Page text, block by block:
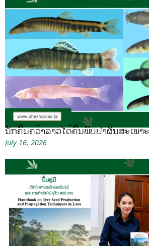
ນັກຄົ້ນຄວ້າລາວໄດ້ຄົ້ນພົບປາຜັ່ນສະເພາ
July 16, 2026